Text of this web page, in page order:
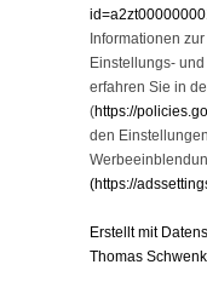
Informationen
Einstellungs-
erfahren Sie in
(https://
den
(https://
Erstellt mit
Thomas